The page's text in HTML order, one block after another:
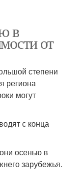
в
от
степени
региона
могут
с конца
осенью в
зарубежья.